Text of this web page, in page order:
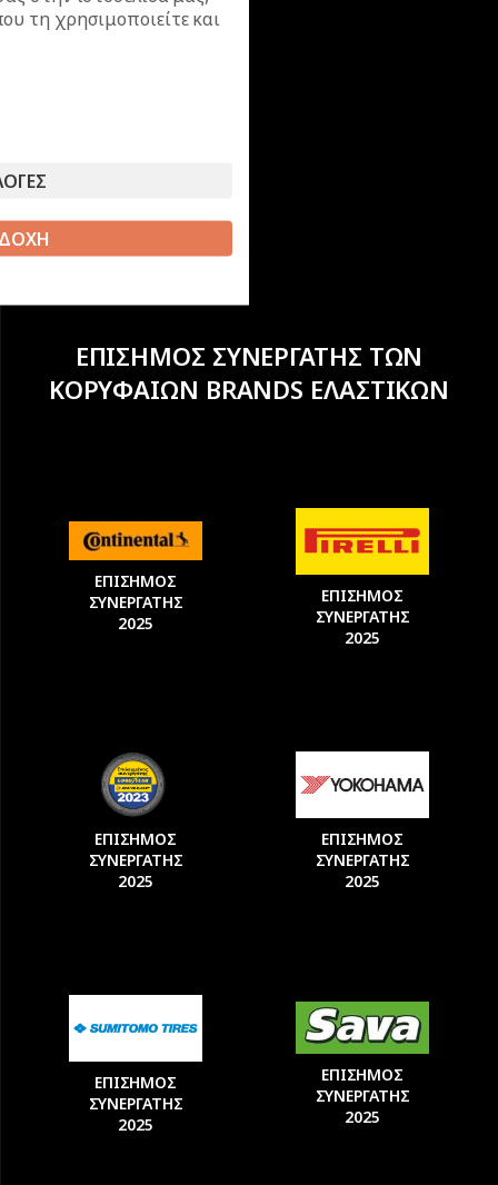
ΕΠΙΣΗΜΟΣ ΣΥΝΕΡΓΑΤΗΣ ΤΩΝ
ΚΟΡΥΦΑΙΩΝ BRANDS ΕΛΑΣΤΙΚΩΝ
ΕΠΙΣΗΜΟΣ
ΣΥΝΕΡΓΑΤΗΣ
2025
ΕΠΙΣΗΜΟΣ
ΣΥΝΕΡΓΑΤΗΣ
2025
ΕΠΙΣΗΜΟΣ
ΣΥΝΕΡΓΑΤΗΣ
2025
ΕΠΙΣΗΜΟΣ
ΣΥΝΕΡΓΑΤΗΣ
2025
ΕΠΙΣΗΜΟΣ
ΣΥΝΕΡΓΑΤΗΣ
2025
ΕΠΙΣΗΜΟΣ
ΣΥΝΕΡΓΑΤΗΣ
2025
τη χρησιμοποιείτε και